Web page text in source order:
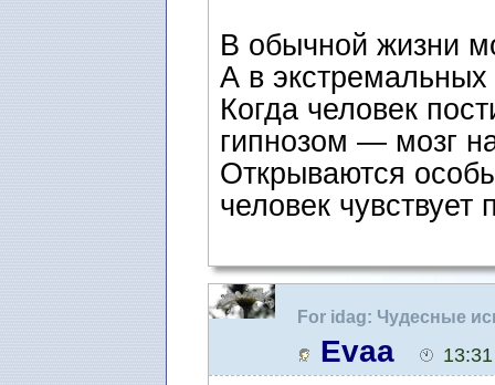
В обычной жизни
А в
Когда человек
гипнозом — мозг
Открываются
человек чувствует
For idag: Чудесные
Evaa 13:31